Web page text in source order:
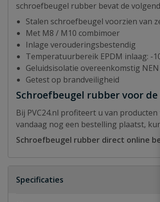
schroefbeugel rubber bevat de
Stalen schroefbeugel voorzien van
Met M8 / M10 combimoer
Inlage verouderingsbestendig
Temperatuurbereik EPDM inlaag: -
Geluidsisolatie overeenkomstig
Getest op brandveiligheid
Schroefbeugel rubber voor
Bij PVC24.nl profiteert u van
vandaag nog een bestelling plaatst,
Schroefbeugel rubber direct online
Specificaties